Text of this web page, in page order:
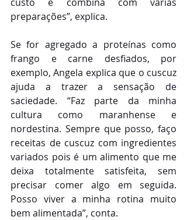
preparações”, explica.
Se for agregado a proteínas como
frango e carne desfiados, por
exemplo, Angela explica que o cuscuz
ajuda a trazer a sensação de
saciedade. “Faz parte da minha
cultura como maranhense e
nordestina. Sempre que posso, faço
receitas de cuscuz com ingredientes
variados pois é um alimento que me
deixa totalmente satisfeita, sem
precisar comer algo em seguida.
Posso viver a minha rotina muito
bem alimentada”, conta.